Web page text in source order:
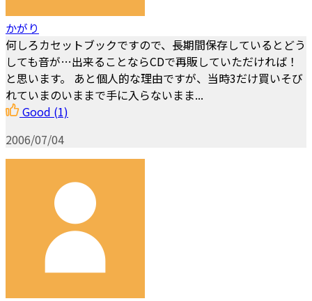
かがり
何しろカセットブックですので、長期間保存しているとどう
しても音が…出来ることならCDで再販していただければ！
と思います。 あと個人的な理由ですが、当時3だけ買いそび
れていまのいままで手に入らないまま...
Good (1)
2006/07/04